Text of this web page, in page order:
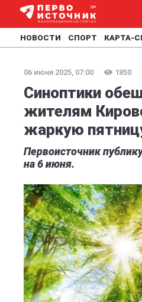
НОВОСТИ СПОРТ КАРТА-
06 июня 2025, 07:00 1850
Синоптики
жителям
жаркую
Первоисточник
на 6 июня.